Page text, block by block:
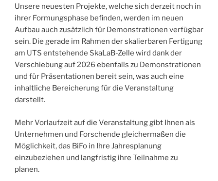
Unsere neuesten Projekte, welche sich derzeit noch in
ihrer Formungsphase befinden, werden im neuen
Aufbau auch zusätzlich für Demonstrationen verfügbar
sein. Die gerade im Rahmen der skalierbaren Fertigung
am UTS entstehende SkaLaB-Zelle wird dank der
Verschiebung auf 2026 ebenfalls zu Demonstrationen
und für Präsentationen bereit sein, was auch eine
inhaltliche Bereicherung für die Veranstaltung
darstellt.
Mehr Vorlaufzeit auf die Veranstaltung gibt Ihnen als
Unternehmen und Forschende gleichermaßen die
Möglichkeit, das BiFo in Ihre Jahresplanung
einzubeziehen und langfristig ihre Teilnahme zu
planen.